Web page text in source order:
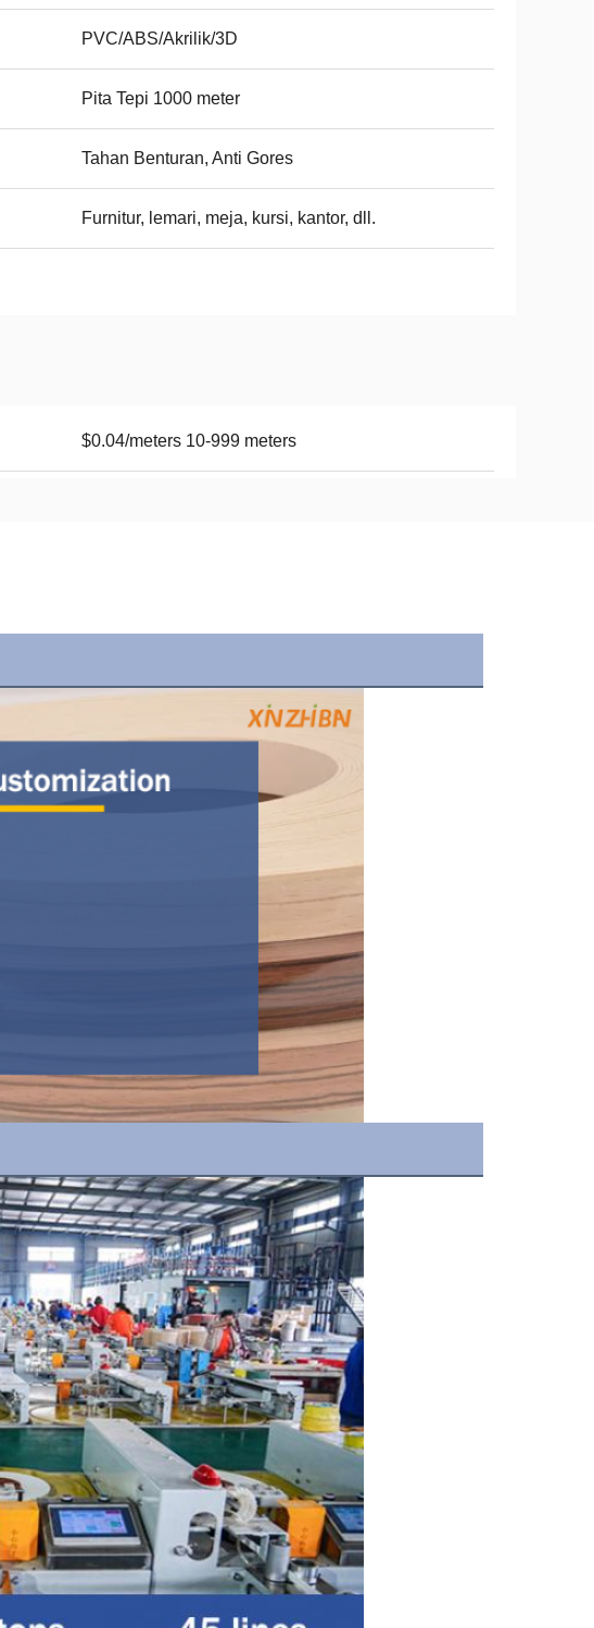
PVC/ABS/Akrilik/3D
Pita Tepi 1000 meter
Tahan Benturan, Anti Gores
Furnitur, lemari, meja, kursi, kantor, dll.
$0.04/meters 10-999 meters